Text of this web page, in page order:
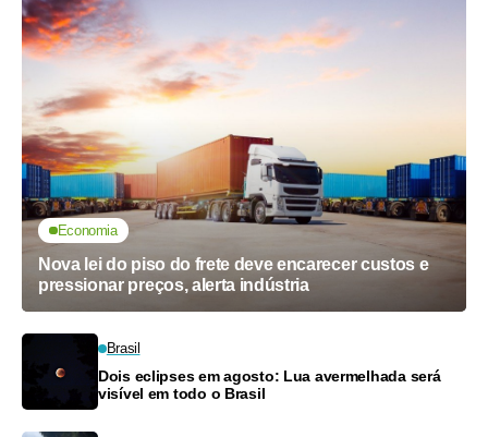
Economia
Nova lei do piso do frete deve encarecer custos e
pressionar preços, alerta indústria
Brasil
Dois eclipses em agosto: Lua avermelhada será
visível em todo o Brasil